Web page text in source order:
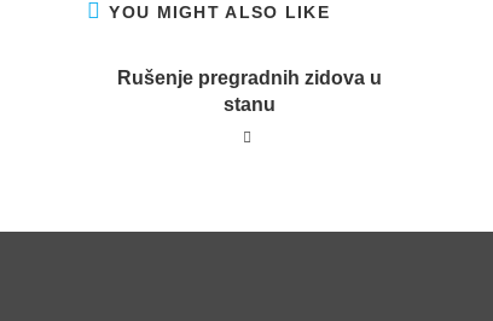
YOU MIGHT ALSO LIKE
Rušenje pregradnih zidova u
stanu